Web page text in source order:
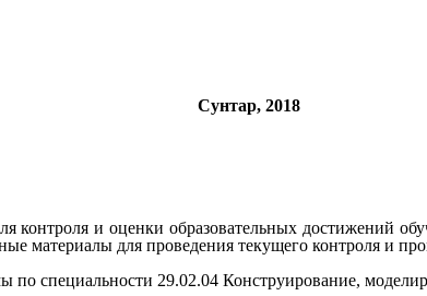
Сунтар, 2018
для контроля и оценки
материалы для проведения текущего контроля и
по специальности 29.02.04 Конструирование,